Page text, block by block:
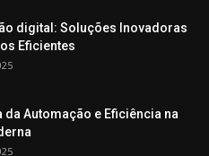
digital: Soluções Inovadoras
Eficientes
da Automação e Eficiência na